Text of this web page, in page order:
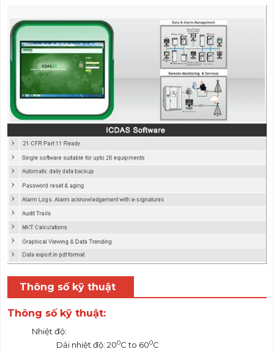
Thông số kỹ thuật
Thông số kỹ thuật:
Nhiệt độ:
Dải nhiệt độ: 200C to 600C